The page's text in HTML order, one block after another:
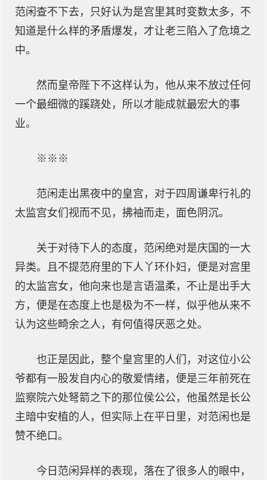
范闲查不下去，只好认为是宫里其时变数太多，不
知道是什么样的矛盾爆发，才让老三陷入了危境之
中。
然而皇帝陛下不这样认为，他从来不放过任何
一个最细微的蹊跷处，所以才能成就最宏大的事
业。
※※※
范闲走出黑夜中的皇宫，对于四周谦卑行礼的
太监宫女们视而不见，拂袖而走，面色阴沉。
关于对待下人的态度，范闲绝对是庆国的一大
异类。且不提范府里的下人丫环仆妇，便是对宫里
的太监宫女，他向来也是言语温柔，不止是出手大
方，便是在态度上也是极为不一样，似乎他从来不
认为这些畸余之人，有何值得厌恶之处。
也正是因此，整个皇宫里的人们，对这位小公
爷都有一股发自内心的敬爱情绪，便是三年前死在
监察院六处弩箭之下的那位侯公公，他虽然是长公
主暗中安植的人，但实际上在平日里，对范闲也是
赞不绝口。
今日范闲异样的表现，落在了很多人的眼中，